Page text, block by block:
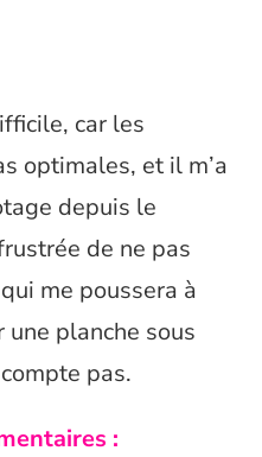
car les
optimales, et il m’a
depuis le
de ne pas
me poussera à
une planche sous
pas.
: